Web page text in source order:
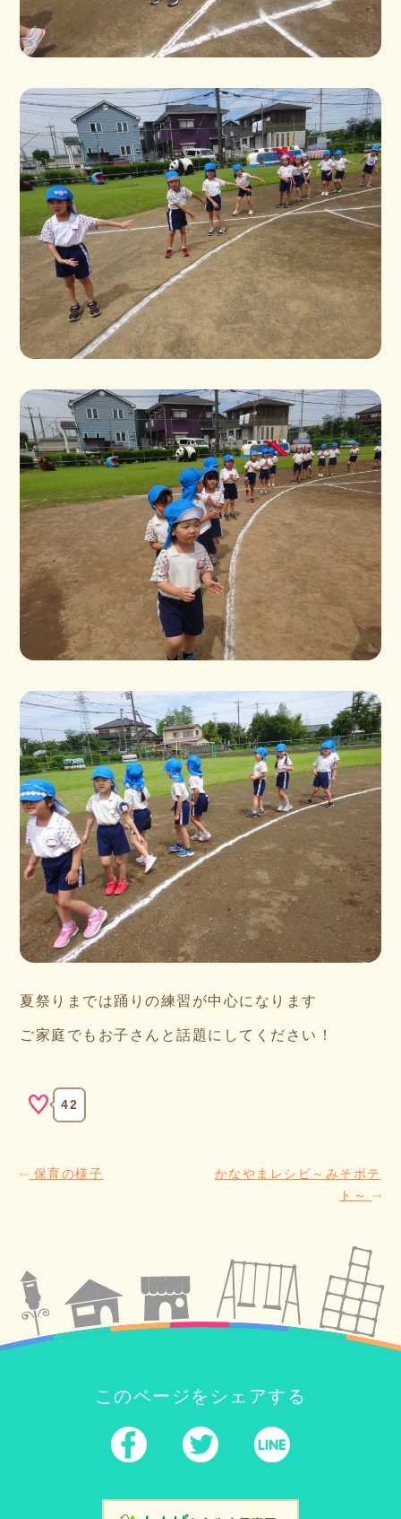
夏祭りまでは踊りの練習が中心になります
ご家庭でもお子さんと話題にしてください！
42
保育の様子
かなやまレシピ～みそポテ
ト～
このページをシェアする